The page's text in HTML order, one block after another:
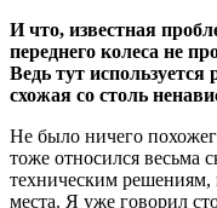
И что, известная
переднего колеса не
Ведь тут используется
схожая со столь
Не было ничего
тоже относился весьма
техническим решениям,
места. Я уже говорил